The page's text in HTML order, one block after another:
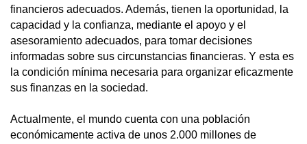
financieros adecuados. Además, tienen la oportunidad, la
capacidad y la confianza, mediante el apoyo y el
asesoramiento adecuados, para tomar decisiones
informadas sobre sus circunstancias financieras. Y esta es
la condición mínima necesaria para organizar eficazmente
sus finanzas en la sociedad.
Actualmente, el mundo cuenta con una población
económicamente activa de unos 2.000 millones de